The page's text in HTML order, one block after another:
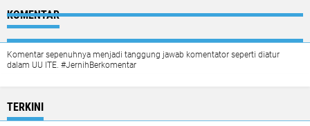
KOMENTAR
Komentar sepenuhnya menjadi tanggung jawab komentator seperti diatur
dalam UU ITE. #JernihBerkomentar
TERKINI